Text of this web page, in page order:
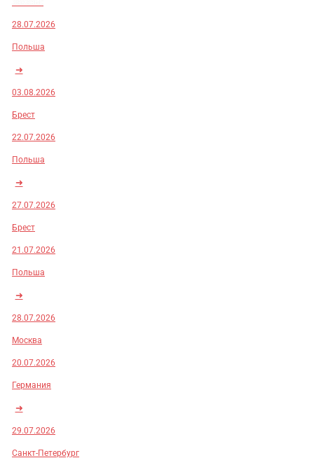
28.07.2026
Польша
➜
03.08.2026
Брест
22.07.2026
Польша
➜
27.07.2026
Брест
21.07.2026
Польша
➜
28.07.2026
Москва
20.07.2026
Германия
➜
29.07.2026
Санкт-Петербург